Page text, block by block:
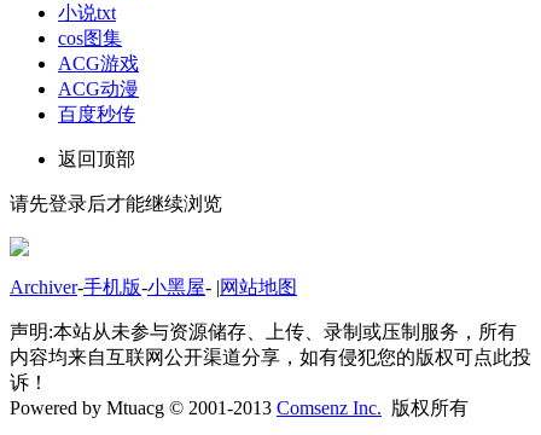
小说txt
cos图集
ACG游戏
ACG动漫
百度秒传
返回顶部
请先登录后才能继续浏览
Archiver-手机版-小黑屋- |网站地图
声明:本站从未参与资源储存、上传、录制或压制服务，所有
内容均来自互联网公开渠道分享，如有侵犯您的版权可点此投
诉！
Powered by Mtuacg © 2001-2013 Comsenz Inc. 版权所有